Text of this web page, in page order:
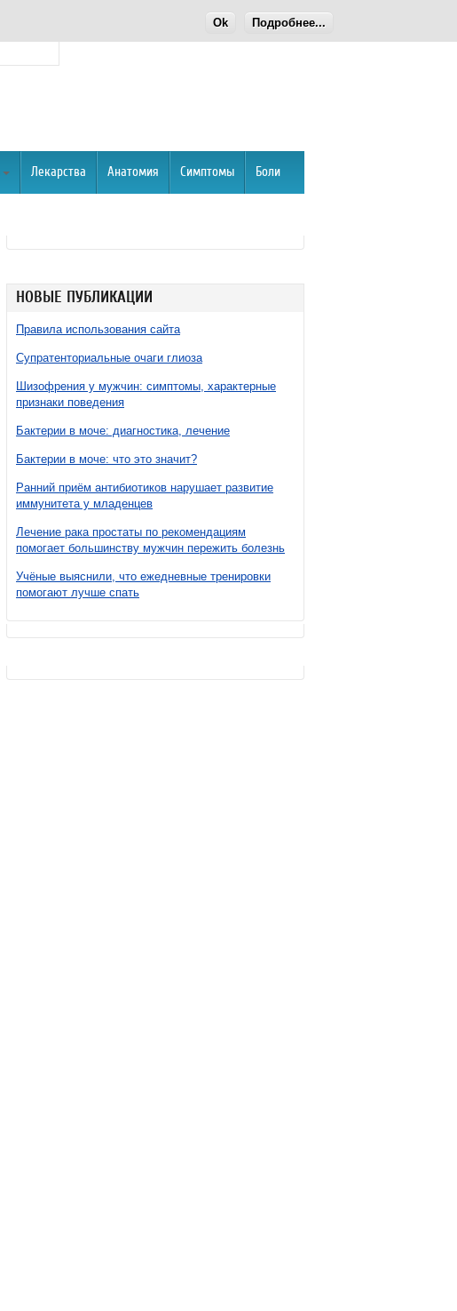
Ok Подробнее...
Лекарства Анатомия Симптомы Боли
НОВЫЕ ПУБЛИКАЦИИ
Правила использования сайта
Супратенториальные очаги глиоза
Шизофрения у мужчин: симптомы, характерные
признаки поведения
Бактерии в моче: диагностика, лечение
Бактерии в моче: что это значит?
Ранний приём антибиотиков нарушает развитие
иммунитета у младенцев
Лечение рака простаты по рекомендациям
помогает большинству мужчин пережить болезнь
Учёные выяснили, что ежедневные тренировки
помогают лучше спать